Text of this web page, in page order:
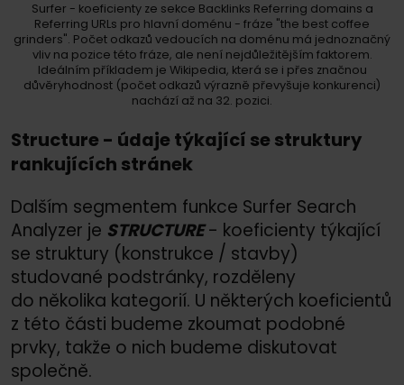
Surfer - koeficienty ze sekce Backlinks Referring domains a
Referring URLs pro hlavní doménu - fráze "the best coffee
grinders". Počet odkazů vedoucích na doménu má jednoznačný
vliv na pozice této fráze, ale není nejdůležitějším faktorem.
Ideálním příkladem je Wikipedia, která se i přes značnou
důvěryhodnost (počet odkazů výrazně převyšuje konkurenci)
nachází až na 32. pozici.
Structure - údaje týkající se struktury
rankujících stránek
Dalším segmentem funkce Surfer Search
Analyzer je STRUCTURE- koeficienty týkající
se struktury (konstrukce / stavby)
studované podstránky, rozděleny
do několika kategorií. U některých koeficientů
z této části budeme zkoumat podobné
prvky, takže o nich budeme diskutovat
společně.